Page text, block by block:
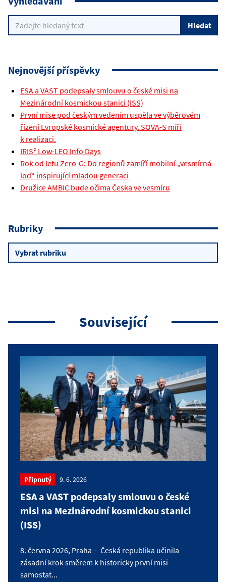
Nejnovější příspěvky
ESA a VAST podepsaly smlouvu o české misi na
Mezinárodní kosmickou stanici (ISS)
První mise pod českým vedením uspěla ve výběrovém
řízení Evropské kosmické agentury. SOVA-S míří
k realizaci.
IRIS² Low-LEO Info Days
Rok od letu Zero-G: Do regionů zamíří mobilní „vesmírná
loď“ inspirující mladou generaci
Družice AMBIC bude očima Česka ve vesmíru
Rubriky
Rubriky
Související
Připnutý 9. 6. 2026
ESA a VAST podepsaly smlouvu o české
misi na Mezinárodní kosmickou stanici
(ISS)
8. června 2026, Praha – Česká republika učinila
zásadní krok směrem k historicky první misi
samostat...